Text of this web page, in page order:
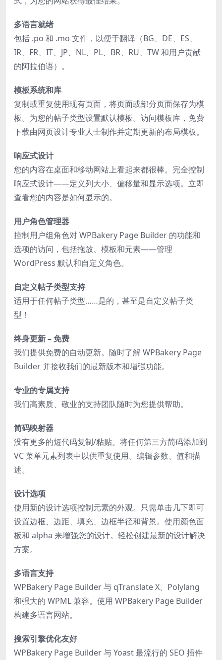
多语言就绪
包括 .po 和 .mo 文件，以便于翻译（BG、DE、ES、
IR、FR、IT、JP、NL、PL、BR、RU、TW 和用户贡献
的阿拉伯语）。
模板系统和库
复制或重复使用现有页面，将页面或部分页面保存为模
板。为您的帖子类型设置默认模板。访问模板库，免费
下载由网页设计专业人士制作并定期更新的布局模板。
响应式设计
您的内容在桌面和移动网站上看起来都很棒。完全控制
响应式设计——定义列大小、偏移量和显示选项。立即
查看您的内容是如何显示的。
用户角色管理器
控制用户组角色对 WPBakery Page Builder 的功能和
选项的访问，包括拖放、模板和元素——管理
WordPress 默认和自定义角色。
自定义帖子类型支持
适用于任何帖子类型……是的，甚至是自定义帖子类
型！
终身更新 – 免费
我们提供免费的自动更新。随时了解 WPBakery Page
Builder 并接收我们的最新版本和增强功能。
专业的专属支持
我们高素质、敬业的支持团队随时为您提供帮助。
简码映射器
没有更多的短代码复制/粘贴。将任何第三方简码添加到
VC 菜单元素列表中以供重复使用。编辑参数、值和描
述。
设计选项
使用新的设计选项控制元素的外观。只需单击几下即可
设置边框、边距、填充、边框半径和背景。使用颜色面
板和 alpha 来增强您的设计。轻松创建最新的设计解决
方案。
多语言支持
WPBakery Page Builder 与 qTranslate X、Polylang
和强大的 WPML 兼容。使用 WPBakery Page Builder
构建多语言网站。
搜索引擎优化友好
WPBakery Page Builder 与 Yoast 最流行的 SEO 插件